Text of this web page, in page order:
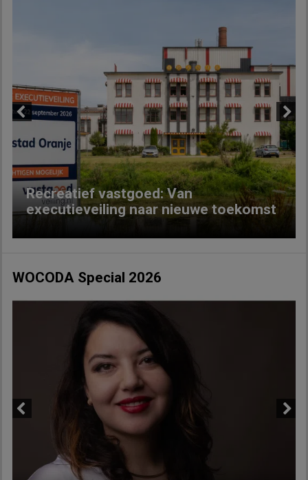
Recreatief vastgoed: Van
executieveiling naar nieuwe toekomst
Next
WOCODA Special 2026